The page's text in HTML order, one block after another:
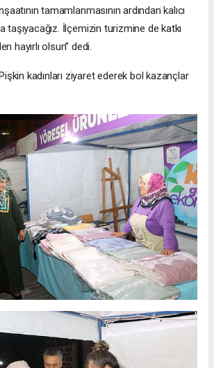
tamamlanmasının ardından kalıcı
taşıyacağız. İlçemizin turizmine de katkı
hayırlı olsun’’ dedi.
kadınları ziyaret ederek bol kazançlar